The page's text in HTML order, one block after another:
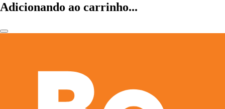
Adicionando ao carrinho...